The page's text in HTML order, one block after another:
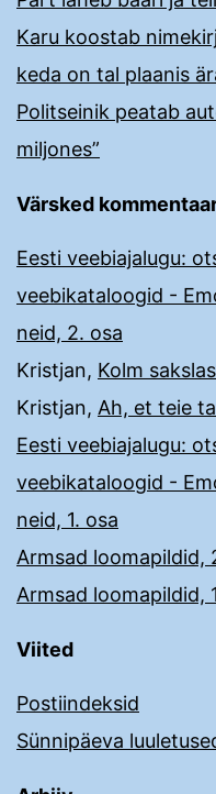
Karu koostab
keda on tal plaanis
Politseinik peatab
miljones”
Värsked
Eesti veebiajalugu:
veebikataloogid -
neid, 2. osa
Kristjan, Kolm
Kristjan, Ah, et teie
Eesti veebiajalugu:
veebikataloogid -
neid, 1. osa
Armsad loomapildid,
Armsad loomapildid,
Viited
Postiindeksid
Sünnipäeva